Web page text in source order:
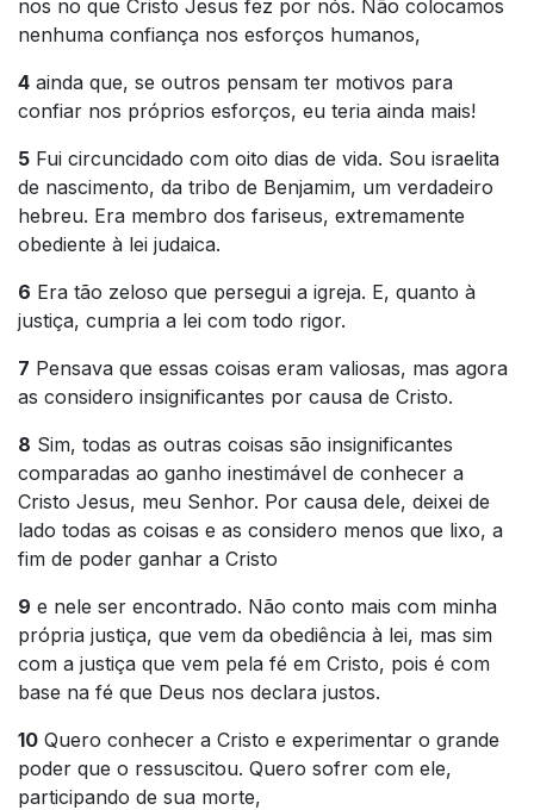
nos no que Cristo Jesus fez por nós. Não colocamos
nenhuma confiança nos esforços humanos,
4 ainda que, se outros pensam ter motivos para
confiar nos próprios esforços, eu teria ainda mais!
5 Fui circuncidado com oito dias de vida. Sou israelita
de nascimento, da tribo de Benjamim, um verdadeiro
hebreu. Era membro dos fariseus, extremamente
obediente à lei judaica.
6 Era tão zeloso que persegui a igreja. E, quanto à
justiça, cumpria a lei com todo rigor.
7 Pensava que essas coisas eram valiosas, mas agora
as considero insignificantes por causa de Cristo.
8 Sim, todas as outras coisas são insignificantes
comparadas ao ganho inestimável de conhecer a
Cristo Jesus, meu Senhor. Por causa dele, deixei de
lado todas as coisas e as considero menos que lixo, a
fim de poder ganhar a Cristo
9 e nele ser encontrado. Não conto mais com minha
própria justiça, que vem da obediência à lei, mas sim
com a justiça que vem pela fé em Cristo, pois é com
base na fé que Deus nos declara justos.
10 Quero conhecer a Cristo e experimentar o grande
poder que o ressuscitou. Quero sofrer com ele,
participando de sua morte,